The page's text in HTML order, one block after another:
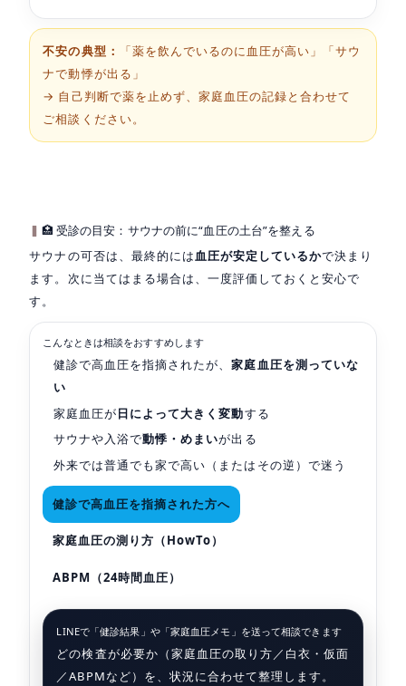
不安の典型：
「薬を飲んでいるのに血圧が高い」「サウ
ナで動悸が出る」
→ 自己判断で薬を止めず、家庭血圧の記録と合わせて
ご相談ください。
🏥 受診の目安：サウナの前に“血圧の土台”を整える
サウナの可否は、最終的には血圧が安定しているかで決まり
ます。次に当てはまる場合は、一度評価しておくと安心で
す。
こんなときは相談をおすすめします
健診で高血圧を指摘されたが、家庭血圧を測っていな
い
家庭血圧が日によって大きく変動する
サウナや入浴で動悸・めまいが出る
外来では普通でも家で高い（またはその逆）で迷う
健診で高血圧を指摘された方へ
家庭血圧の測り方（HowTo）
ABPM（24時間血圧）
LINEで「健診結果」や「家庭血圧メモ」を送って相談できます
どの検査が必要か（家庭血圧の取り方／白衣・仮面
／ABPMなど）を、状況に合わせて整理します。